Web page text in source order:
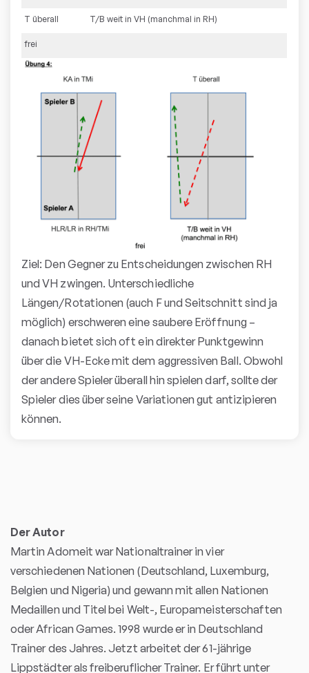
T überall T/B weit in VH (manchmal in RH)
frei
Ziel: Den Gegner zu Entscheidungen zwischen RH
und VH zwingen. Unterschiedliche
Längen/Rotationen (auch F und Seitschnitt sind ja
möglich) erschweren eine saubere Eröffnung –
danach bietet sich oft ein direkter Punktgewinn
über die VH-Ecke mit dem aggressiven Ball. Obwohl
der andere Spieler überall hin spielen darf, sollte der
Spieler dies über seine Variationen gut antizipieren
können.
Der Autor
Martin Adomeit war Nationaltrainer in vier
verschiedenen Nationen (Deutschland, Luxemburg,
Belgien und Nigeria) und gewann mit allen Nationen
Medaillen und Titel bei Welt-, Europameisterschaften
oder African Games. 1998 wurde er in Deutschland
Trainer des Jahres. Jetzt arbeitet der 61-jährige
Lippstädter als freiberuflicher Trainer. Er führt unter